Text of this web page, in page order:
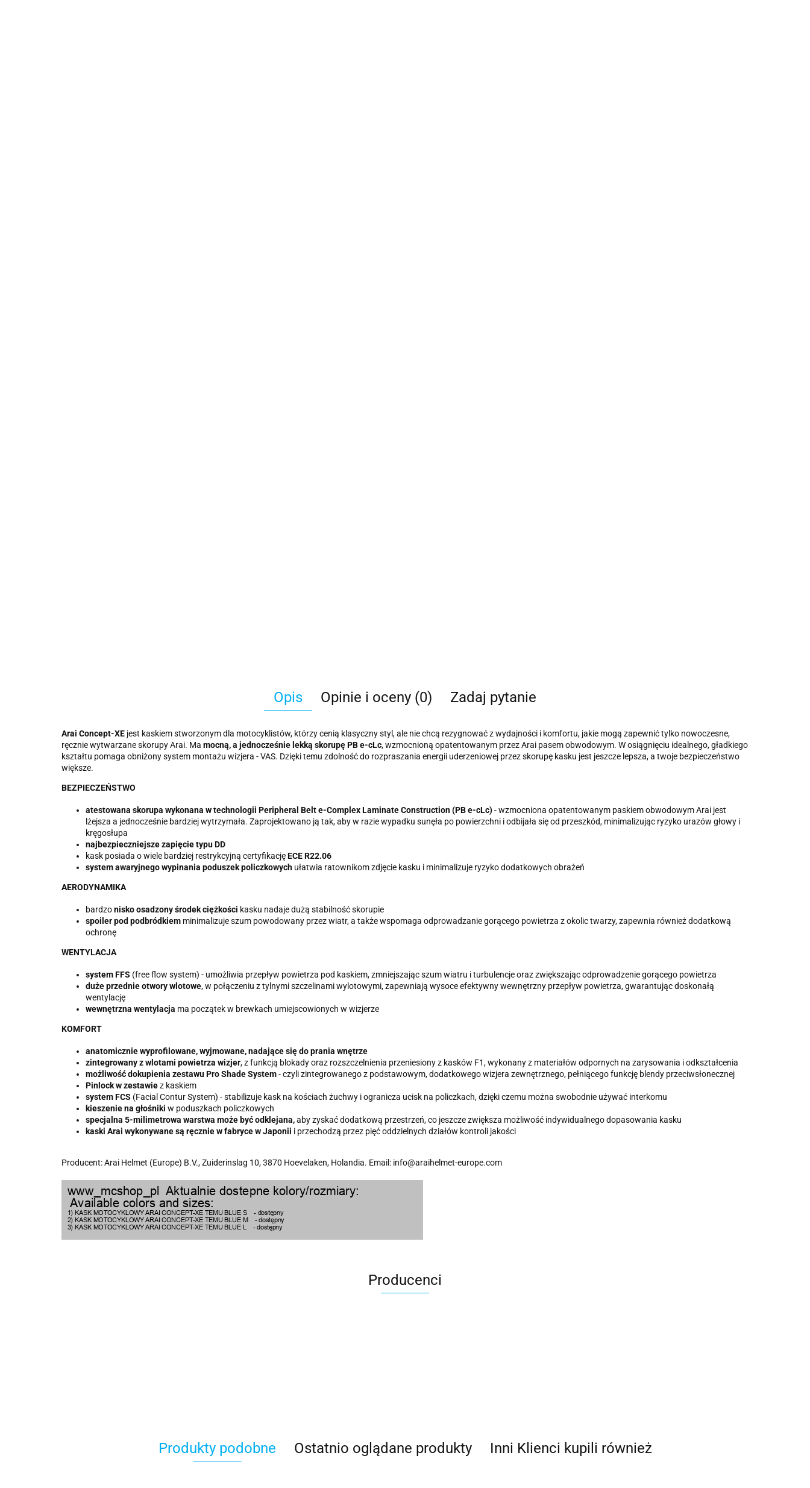
Opis Opinie i oceny (0) Zadaj pytanie
Arai Concept-XE jest kaskiem stworzonym dla motocyklistów, którzy cenią klasyczny styl, ale nie chcą rezygnować z wydajności i komfortu, jakie mogą zapewnić tylko nowoczesne,
ręcznie wytwarzane skorupy Arai. Ma mocną, a jednocześnie lekką skorupę PB e-cLc, wzmocnioną opatentowanym przez Arai pasem obwodowym. W osiągnięciu idealnego, gładkiego
kształtu pomaga obniżony system montażu wizjera - VAS. Dzięki temu zdolność do rozpraszania energii uderzeniowej przez skorupę kasku jest jeszcze lepsza, a twoje bezpieczeństwo
większe.
BEZPIECZEŃSTWO
atestowana skorupa wykonana w technologii Peripheral Belt e-Complex Laminate Construction (PB e-cLc)- wzmocniona opatentowanym paskiem obwodowym Arai jest
lżejsza a jednocześnie bardziej wytrzymała. Zaprojektowano ją tak, aby w razie wypadku sunęła po powierzchni i odbijała się od przeszkód, minimalizując ryzyko urazów głowy i
kręgosłupa
najbezpieczniejsze zapięcie typu DD
kask posiada o wiele bardziej restrykcyjną certyfikacjęECE R22.06
system awaryjnego wypinania poduszek policzkowych ułatwia ratownikom zdjęcie kasku i minimalizuje ryzyko dodatkowych obrażeń
AERODYNAMIKA
bardzonisko osadzony środek ciężkości kasku nadaje dużą stabilność skorupie
spoiler pod podbródkiem minimalizuje szum powodowany przez wiatr, a także wspomaga odprowadzanie gorącego powietrza z okolic twarzy, zapewnia również dodatkową
ochronę
WENTYLACJA
system FFS (free flow system) - umożliwia przepływ powietrza pod kaskiem, zmniejszając szum wiatru i turbulencje oraz zwiększając odprowadzenie gorącego powietrza
duże przednie otwory wlotowe, w połączeniu z tylnymi szczelinami wylotowymi, zapewniają wysoce efektywny wewnętrzny przepływ powietrza, gwarantując doskonałą
wentylację
wewnętrzna wentylacja ma początek w brewkach umiejscowionych w wizjerze
KOMFORT
anatomicznie wyprofilowane, wyjmowane, nadające się do prania wnętrze
zintegrowany z wlotami powietrza wizjer, z funkcją blokady oraz rozszczelnienia przeniesiony z kasków F1, wykonany z materiałów odpornych na zarysowania i odkształcenia
możliwość dokupienia zestawu Pro Shade System- czyli zintegrowanego z podstawowym, dodatkowego wizjera zewnętrznego, pełniącego funkcję blendy przeciwsłonecznej
Pinlock w zestawiez kaskiem
system FCS (Facial Contur System) - stabilizuje kask na kościach żuchwy i ogranicza ucisk na policzkach, dzięki czemu można swobodnie używać interkomu
kieszenie na głośniki w poduszkach policzkowych
specjalna 5-milimetrowa warstwa może być odklejana,aby zyskać dodatkową przestrzeń, co jeszcze zwiększa możliwość indywidualnego dopasowania kasku
kaski Arai wykonywane są ręcznie w fabryce w Japonii i przechodzą przez pięć oddzielnych działów kontroli jakości
Producent: Arai Helmet (Europe) B.V., Zuiderinslag 10, 3870 Hoevelaken, Holandia. Email: info@araihelmet-europe.com
Producenci
100%
Produkty podobne Ostatnio oglądane produkty Inni Klienci kupili również